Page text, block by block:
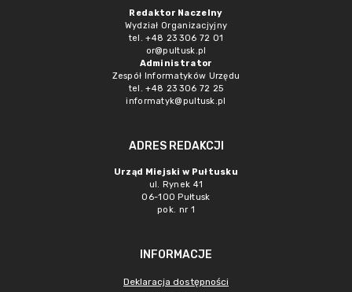
Redaktor Naczelny
Wydział Organizacjyjny
tel. +48 23 306 72 01
or@pultusk.pl
Administrator
Zespół Informatyków Urzędu
tel. +48 23 306 72 25
informatyk@pultusk.pl
ADRES REDAKCJI
Urząd Miejski w Pułtusku
ul. Rynek 41
06-100 Pułtusk
pok. nr 1
INFORMACJE
Deklaracja dostępności